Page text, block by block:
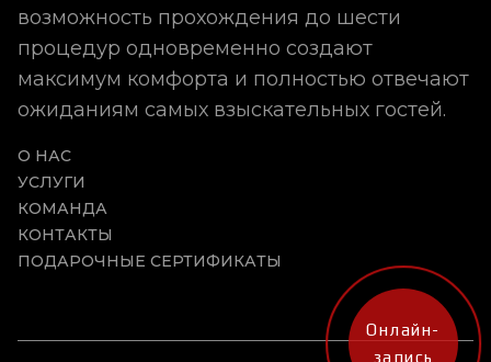
возможность прохождения до шести
процедур одновременно создают
максимум комфорта и полностью отвечают
ожиданиям самых взыскательных гостей.
О НАС
УСЛУГИ
КОМАНДА
КОНТАКТЫ
ПОДАРОЧНЫЕ СЕРТИФИКАТЫ
Онлайн-
запись